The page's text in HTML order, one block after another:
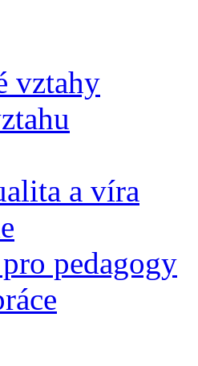
vztahy
a víra
pedagogy